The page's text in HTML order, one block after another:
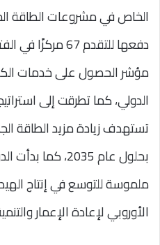
الخاص في مشروعات الطاقة
مؤشر الحصول على خدمات
الدولي، كما تطرقت إلى
بحلول عام 2035،
ملموسة للتوسع في إنتاج
الأوروبي لإعادة الإعمار